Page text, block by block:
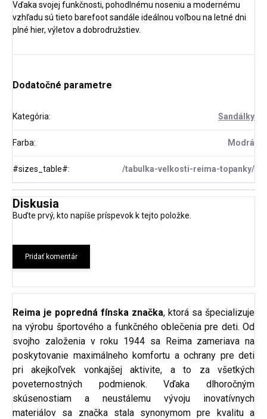
Vďaka svojej funkčnosti, pohodlnému noseniu a modernému
vzhľadu sú tieto barefoot sandále ideálnou voľbou na letné dni
plné hier, výletov a dobrodružstiev.
Dodatočné parametre
Kategória: Sandálky
Farba: Modrá
#sizes_table#: /tabulka-velkosti-reima-topanky/
Diskusia
Buďte prvý, kto napíše príspevok k tejto položke.
Pridať komentár
Reima je popredná fínska značka, ktorá sa špecializuje
na výrobu športového a funkčného oblečenia pre deti. Od
svojho založenia v roku 1944 sa Reima zameriava na
poskytovanie maximálneho komfortu a ochrany pre deti
pri akejkoľvek vonkajšej aktivite, a to za všetkých
poveternostných podmienok. Vďaka dlhoročným
skúsenostiam a neustálemu vývoju inovatívnych
materiálov sa značka stala synonymom pre kvalitu a